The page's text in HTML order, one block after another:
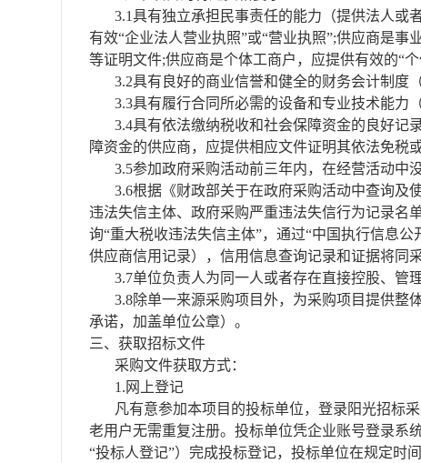
3.1具有独立承担民事责任的能力（提供法人或
有效“企业法人营业执照”或“营业执照”;供应商是
等证明文件;供应商是个体工商户，应提供有效的“
3.2具有良好的商业信誉和健全的财务会计制度
3.3具有履行合同所必需的设备和专业技术能力
3.4具有依法缴纳税收和社会保障资金的良好记
障资金的供应商，应提供相应文件证明其依法免税
3.5参加政府采购活动前三年内，在经营活动中
3.6根据《财政部关于在政府采购活动中查询及
违法失信主体、政府采购严重违法失信行为记录名
询“重大税收违法失信主体”，通过“中国执行信息
供应商信用记录），信用信息查询记录和证据将同
3.7单位负责人为同一人或者存在直接控股、管
3.8除单一来源采购项目外，为采购项目提供整
承诺，加盖单位公章）。
三、获取招标文件
采购文件获取方式：
1.网上登记
凡有意参加本项目的投标单位，登录阳光招标
老用户无需重复注册。投标单位凭企业账号登录
“投标人登记”）完成投标登记，投标单位在规定时